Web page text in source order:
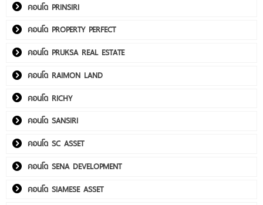
คอนโด PRINSIRI
คอนโด PROPERTY PERFECT
คอนโด PRUKSA REAL ESTATE
คอนโด RAIMON LAND
คอนโด RICHY
คอนโด SANSIRI
คอนโด SC ASSET
คอนโด SENA DEVELOPMENT
คอนโด SIAMESE ASSET